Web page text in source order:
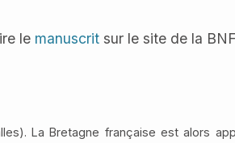
le manuscrit sur le site de la
La Bretagne française est alors